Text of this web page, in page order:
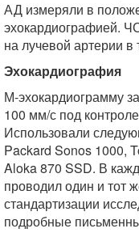
АД измеряли в
эхокардиографией.
на лучевой артерии в
Эхокардиография
М-эхокардиограмму
100 мм/с под
Использовали
Packard Sonos 1000,
Aloka 870 SSD. В
проводил один и тот
стандартизации
подробные